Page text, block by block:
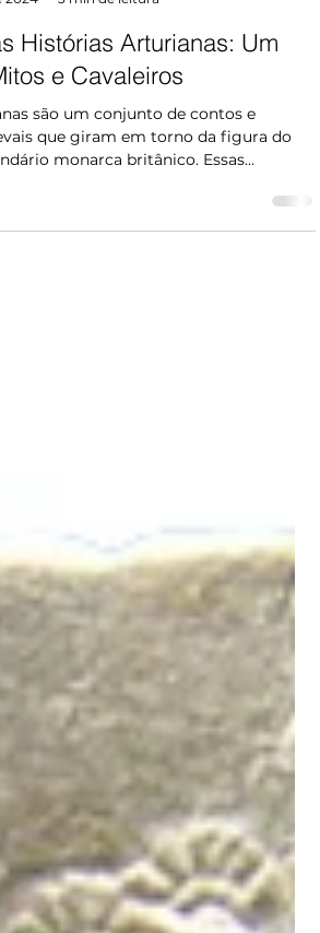
Histórias Arturianas: Um
e Cavaleiros
são um conjunto de contos e
que giram em torno da figura do
monarca britânico. Essas
de magia, romance, aventura e valores
a imaginação de gerações e
em diversas formas de arte,
até jogos e séries de televisão. Os
das Lendas Arturianas: Rei Artur: A
lendas, um líder justo e corajoso q